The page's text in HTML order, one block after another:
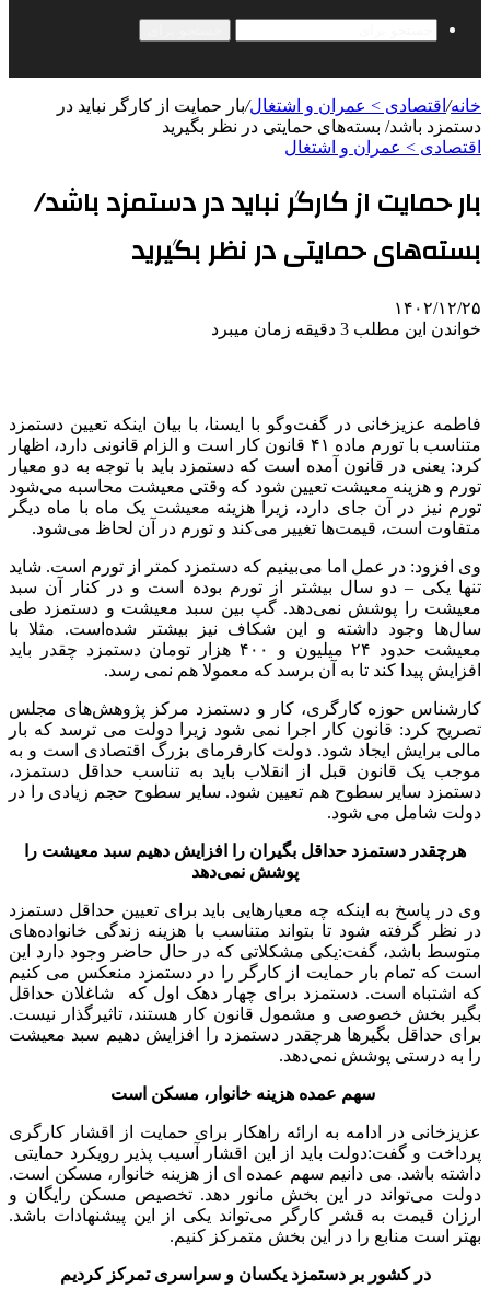
خانه/ اقتصادی > عمران و اشتغال/بار حمایت از کارگر نباید در
دستمزد باشد/ بسته‌های حمایتی در نظر بگیرید
اقتصادی > عمران و اشتغال
بار حمایت از کارگر نباید در دستمزد باشد/
بسته‌های حمایتی در نظر بگیرید
۱۴۰۲/۱۲/۲۵
خواندن این مطلب 3 دقیقه زمان میبرد
فاطمه عزیزخانی در گفت‌وگو با ایسنا، با بیان اینکه تعیین دستمزد
متناسب با تورم ماده ۴۱ قانون کار است و الزام قانونی دارد، اظهار
کرد: یعنی در قانون آمده است که دستمزد باید با توجه به دو معیار
تورم و هزینه معیشت تعیین شود که وقتی معیشت محاسبه می‌شود
تورم نیز در آن جای دارد، زیرا هزینه معیشت یک ماه با ماه دیگر
متفاوت است، قیمت‌ها تغییر می‌کند و تورم در آن لحاظ می‌شود.
وی افزود: در عمل اما می‌بینیم که دستمزد کمتر از تورم است. شاید
تنها یکی – دو سال بیشتر از تورم بوده است و در کنار آن سبد
معیشت را پوشش نمی‌دهد. گپ بین سبد معیشت و دستمزد طی
سال‌ها وجود داشته و این شکاف نیز بیشتر شده‌است. مثلا با
معیشت حدود ۲۴ میلیون و ۴۰۰ هزار تومان دستمزد چقدر باید
افزایش پیدا کند تا به آن برسد که معمولا هم نمی رسد.
کارشناس حوزه کارگری، کار و دستمزد مرکز پژوهش‌های مجلس
تصریح کرد: قانون کار اجرا نمی شود زیرا دولت می ترسد که بار
مالی برایش ایجاد شود. دولت کارفرمای بزرگ اقتصادی است و به
موجب یک قانون قبل از انقلاب باید به تناسب حداقل دستمزد،
دستمزد سایر سطوح هم تعیین شود. سایر سطوح حجم زیادی را در
دولت شامل می شود.
هرچقدر دستمزد حداقل بگیران را افزایش دهیم سبد معیشت را
پوشش نمی‌دهد
وی در پاسخ به اینکه چه معیارهایی باید برای تعیین حداقل دستمزد
در نظر گرفته شود تا بتواند متناسب با هزینه زندگی خانواده‌های
متوسط باشد، گفت:یکی مشکلاتی که در حال حاضر وجود دارد این
است که تمام بار حمایت از کارگر را در دستمزد منعکس می کنیم
که اشتباه است. دستمزد برای چهار دهک اول که شاغلان حداقل
بگیر بخش خصوصی و مشمول قانون کار هستند، تاثیرگذار نیست.
برای حداقل بگیرها هرچقدر دستمزد را افزایش دهیم سبد معیشت
را به درستی پوشش نمی‌دهد.
سهم عمده هزینه‌ خانوار، مسکن است
عزیزخانی در ادامه به ارائه راهکار برای حمایت از اقشار کارگری
پرداخت و گفت:‌دولت باید از این اقشار آسیب پذیر رویکرد حمایتی
داشته باشد. می دانیم سهم عمده ای از هزینه خانوار، مسکن است.
دولت می‌تواند در این بخش مانور دهد. تخصیص مسکن رایگان و
ارزان قیمت به قشر کارگر می‌تواند یکی از این پیشنهادات باشد.
بهتر است منابع را در این بخش متمرکز کنیم.
در کشور بر دستمزد یکسان و سراسری تمرکز کردیم